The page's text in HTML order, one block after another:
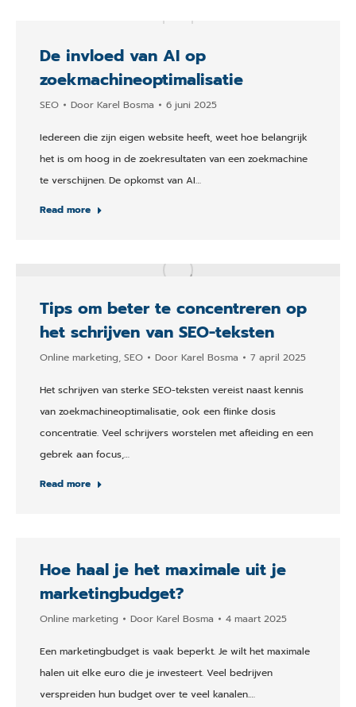
De invloed van AI op
zoekmachineoptimalisatie
SEO Door Karel Bosma 6 juni 2025
Iedereen die zijn eigen website heeft, weet hoe belangrijk
het is om hoog in de zoekresultaten van een zoekmachine
te verschijnen. De opkomst van AI…
Read more
Tips om beter te concentreren op
het schrijven van SEO-teksten
Online marketing, SEO Door Karel Bosma 7 april 2025
Het schrijven van sterke SEO-teksten vereist naast kennis
van zoekmachineoptimalisatie, ook een flinke dosis
concentratie. Veel schrijvers worstelen met afleiding en een
gebrek aan focus,…
Read more
Hoe haal je het maximale uit je
marketingbudget?
Online marketing Door Karel Bosma 4 maart 2025
Een marketingbudget is vaak beperkt. Je wilt het maximale
halen uit elke euro die je investeert. Veel bedrijven
verspreiden hun budget over te veel kanalen.…